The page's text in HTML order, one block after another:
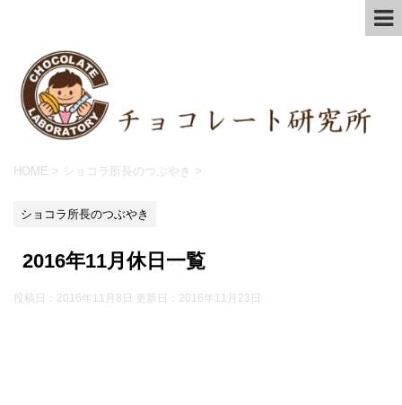
HOME > ショコラ所長のつぶやき >
ショコラ所長のつぶやき
2016年11月休日一覧
投稿日：2016年11月8日 更新日： 2016年11月23日